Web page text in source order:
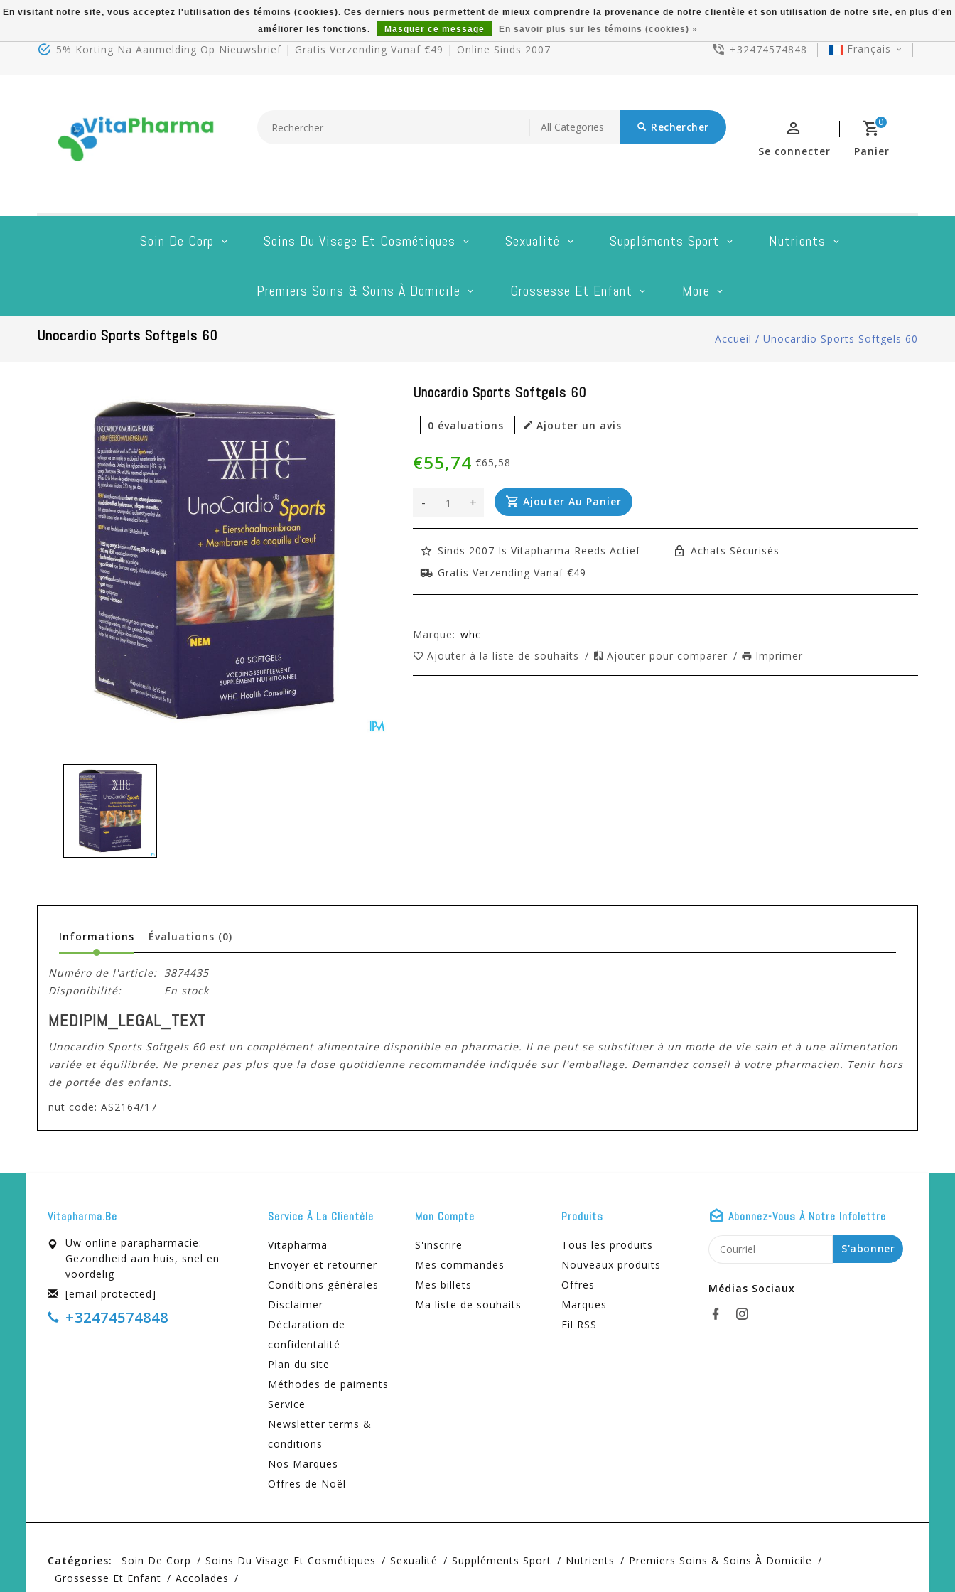
5% Korting Na Aanmelding Op Nieuwsbrief | Gratis Verzending Vanaf €49 | Online Sinds 2007 +32474574848 Français
Rechercher 0
Panier
Se connecter
Soin De Corp Soins Du Visage Et Cosmétiques Sexualité Suppléments Sport Nutrients
Premiers Soins & Soins À Domicile Grossesse Et Enfant More
Unocardio Sports Softgels 60 Accueil / Unocardio Sports Softgels 60
Unocardio Sports Softgels 60
0 évaluations Ajouter un avis
€65,58
€55,74
+
- Ajouter Au Panier
Sinds 2007 Is Vitapharma Reeds Actief
Achats Sécurisés
Gratis Verzending Vanaf €49
Marque: whc
Ajouter à la liste de souhaits / Ajouter pour comparer / Imprimer
Informations Évaluations (0)
Numéro de l'article: 3874435
Disponibilité:
En stock
MEDIPIM_LEGAL_TEXT
Unocardio Sports Softgels 60 est un complément alimentaire disponible en pharmacie. Il ne peut se substituer à un mode de vie sain et à une alimentation
variée et équilibrée. Ne prenez pas plus que la dose quotidienne recommandée indiquée sur l'emballage. Demandez conseil à votre pharmacien. Tenir hors
de portée des enfants.
nut code: AS2164/17
Vitapharma.be
Uw online parapharmacie:
Gezondheid aan huis, snel en
voordelig
[email protected]
+32474574848
Service À La Clientèle
Vitapharma
Envoyer et retourner
Conditions générales
Disclaimer
Déclaration de
confidentalité
Plan du site
Méthodes de paiments
Service
Newsletter terms &
conditions
Nos Marques
Offres de Noël
Mon Compte
S'inscrire
Mes commandes
Mes billets
Ma liste de souhaits
Produits
Tous les produits
Nouveaux produits
Offres
Marques
Fil RSS
Abonnez-Vous À Notre Infolettre
S'abonner
Médias Sociaux
Catégories: Soin De Corp Soins Du Visage Et Cosmétiques Sexualité Suppléments Sport Nutrients
Premiers Soins & Soins À Domicile
Grossesse Et Enfant
Accolades
En visitant notre site, vous acceptez l'utilisation des témoins (cookies). Ces derniers nous permettent de mieux comprendre la provenance de notre clientèle et son utilisation de notre site, en plus d'en
améliorer les fonctions.
Masquer ce message En savoir plus sur les témoins (cookies) »